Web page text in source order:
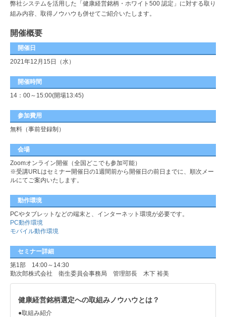
弊社システムを活用した「健康経営銘柄・ホワイト500 認定」に対する取り
組み内容、取得ノウハウも併せてご紹介いたします。
開催概要
開催日
2021年12月15日（水）
開催時間
14：00～15:00(開場13:45)
参加費用
無料（事前登録制）
会場
Zoomオンライン開催（全国どこでも参加可能）
※受講URLはセミナー開催日の1週間前から開催日の前日までに、順次メー
ルにてご案内いたします。
動作環境
PCやタブレットなどの端末と、インターネット環境が必要です。
PC動作環境
モバイル動作環境
セミナー詳細
第1部 14:00～14:30
勤次郎株式会社 衛生委員会事務局 管理部長 木下 裕美
健康経営銘柄選定への取組みノウハウとは？
●取組み紹介